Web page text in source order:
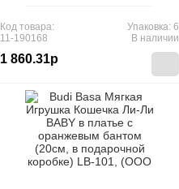
Код товара:
11-190168
1 860.31р
Упаковка: 6
В наличии